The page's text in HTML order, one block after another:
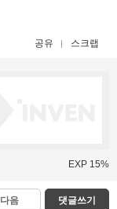
공유 스크랩
EXP 15%
다음 댓글쓰기